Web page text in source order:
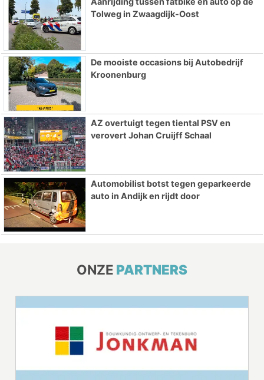
Tolweg in Zwaagdijk-Oost
De mooiste occasions bij Autobedrijf
Kroonenburg
AZ overtuigt tegen tiental PSV en
verovert Johan Cruijff Schaal
Automobilist botst tegen geparkeerde
auto in Andijk en rijdt door
ONZE PARTNERS